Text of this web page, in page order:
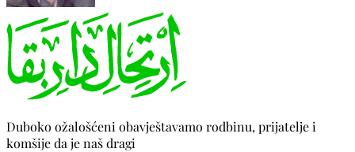
Duboko ožalošćeni obavještavamo rodbinu, prijatelje i
komšije da je naš dragi